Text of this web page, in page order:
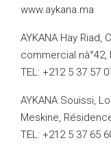
www.aykana.ma
AYKANA Hay Riad,
commercial nà°42,
TEL: +212 5 37 57
AYKANA Souissi,
Meskine,
TEL: +212 5 37 65